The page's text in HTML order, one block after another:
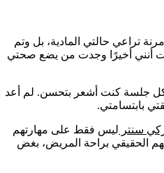
تراعي حالتي المادية، بل وتم
أنني أخيرًا وجدت من يضع صحتي
جلسة كنت أشعر بتحسن. لم أعد
بابتسامتي.
سنتر ليس فقط على مهارتهم
الحقيقي براحة المريض، بغض